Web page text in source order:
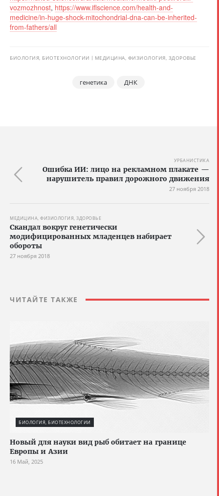
vozmozhnost, https://www.iflscience.com/health-and-
medicine/in-huge-shock-mitochondrial-dna-can-be-inherited-
from-fathers/all
БИОЛОГИЯ, БИОТЕХНОЛОГИИ МЕДИЦИНА, ФИЗИОЛОГИЯ, ЗДОРОВЬЕ
генетика ДНК
УРБАНИСТИКА
Ошибка ИИ: лицо на рекламном плакате —
нарушитель правил дорожного движения
27 ноября 2018
МЕДИЦИНА, ФИЗИОЛОГИЯ, ЗДОРОВЬЕ
Скандал вокруг генетически
модифицированных младенцев набирает
обороты
27 ноября 2018
ЧИТАЙТЕ ТАКЖЕ
БИОЛОГИЯ, БИОТЕХНОЛОГИИ
Новый для науки вид рыб обитает на границе
Европы и Азии
16 Май, 2025